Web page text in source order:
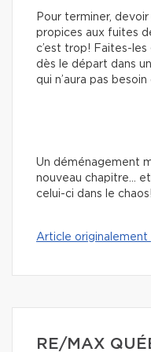
Pour terminer,
propices aux fuites
c’est trop! Faites-
dès le départ dans
qui n’aura pas
Un déménagement
nouveau chapitre…
celui-ci dans le chaos!
Article originalement
RE/MAX